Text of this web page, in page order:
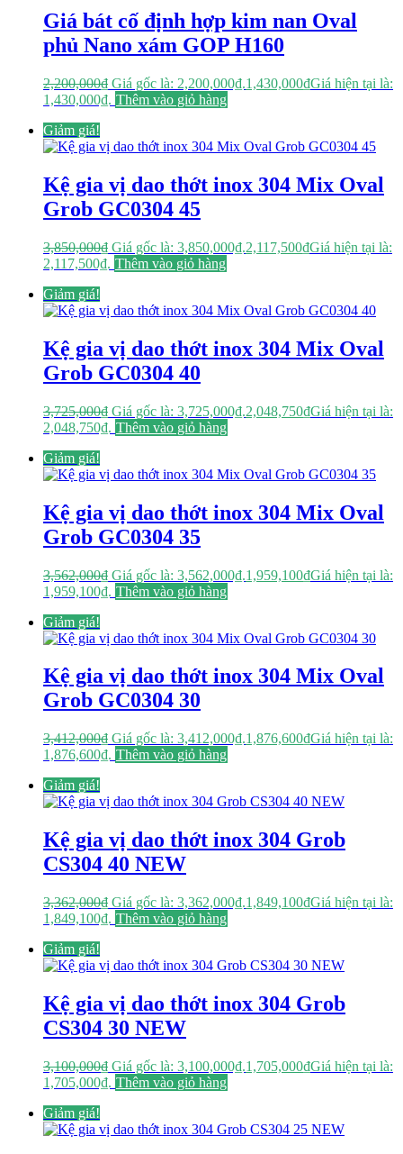
Giá bát cố định hợp kim nan Oval
phủ Nano xám GOP H160
2,200,000₫ Giá gốc là: 2,200,000₫.1,430,000₫Giá hiện tại là:
1,430,000₫. Thêm vào giỏ hàng
Giảm giá!
Kệ gia vị dao thớt inox 304 Mix Oval
Grob GC0304 45
3,850,000₫ Giá gốc là: 3,850,000₫.2,117,500₫Giá hiện tại là:
2,117,500₫. Thêm vào giỏ hàng
Giảm giá!
Kệ gia vị dao thớt inox 304 Mix Oval
Grob GC0304 40
3,725,000₫ Giá gốc là: 3,725,000₫.2,048,750₫Giá hiện tại là:
2,048,750₫. Thêm vào giỏ hàng
Giảm giá!
Kệ gia vị dao thớt inox 304 Mix Oval
Grob GC0304 35
3,562,000₫ Giá gốc là: 3,562,000₫.1,959,100₫Giá hiện tại là:
1,959,100₫. Thêm vào giỏ hàng
Giảm giá!
Kệ gia vị dao thớt inox 304 Mix Oval
Grob GC0304 30
3,412,000₫ Giá gốc là: 3,412,000₫.1,876,600₫Giá hiện tại là:
1,876,600₫. Thêm vào giỏ hàng
Giảm giá!
Kệ gia vị dao thớt inox 304 Grob
CS304 40 NEW
3,362,000₫ Giá gốc là: 3,362,000₫.1,849,100₫Giá hiện tại là:
1,849,100₫. Thêm vào giỏ hàng
Giảm giá!
Kệ gia vị dao thớt inox 304 Grob
CS304 30 NEW
3,100,000₫ Giá gốc là: 3,100,000₫.1,705,000₫Giá hiện tại là:
1,705,000₫. Thêm vào giỏ hàng
Giảm giá!